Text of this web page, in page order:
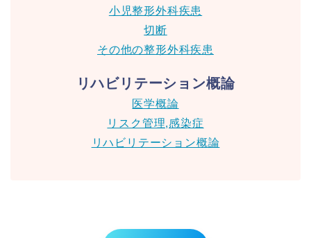
小児整形外科疾患
切断
その他の整形外科疾患
リハビリテーション概論
医学概論
リスク管理,感染症
リハビリテーション概論